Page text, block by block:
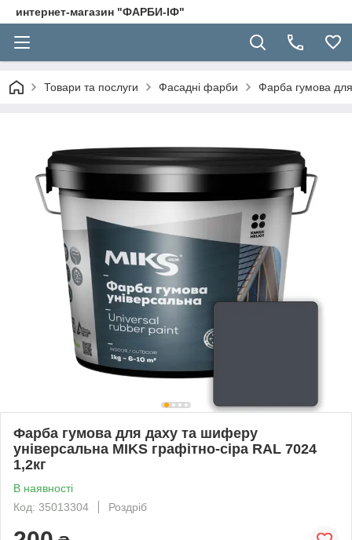
интернет-магазин "ФАРБИ-ІФ"
Товари та послуги Фасадні фарби Фарба гумова
Фарба гумова для даху та шиферу
універсальна MIKS графітно-сіра RAL 7024
1,2кг
В наявності
Код: 35013304
Роздріб